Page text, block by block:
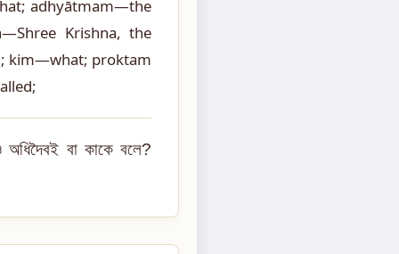
adhyātmam—the
Krishna, the
kim—what; proktam
বা কাকে বলে?